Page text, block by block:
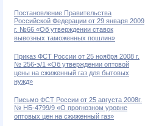
Постановление Правительства
Российской Федерации от 29 января 2009
г. №66 «Об утверждении ставок
вывозных таможенных пошлин»
Приказ ФСТ России от 25 ноября 2008 г.
№ 256-э/1 «Об утверждении оптовой
цены на сжиженный газ для бытовых
нужд»
Письмо ФСТ России от 25 августа 2008г.
№ НБ-4799/9 «О прогнозном уровне
оптовых цен на сжиженный газ»